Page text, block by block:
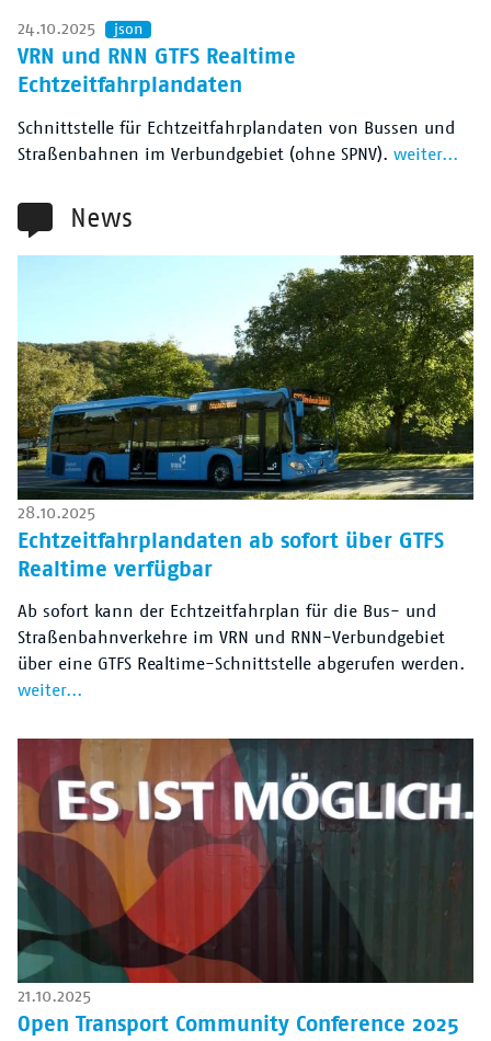
24.10.2025 json
VRN und RNN GTFS Realtime
Echtzeitfahrplandaten
Schnittstelle für Echtzeitfahrplandaten von Bussen und
Straßenbahnen im Verbundgebiet (ohne SPNV). weiter...
News
28.10.2025
Echtzeitfahrplandaten ab sofort über GTFS
Realtime verfügbar
Ab sofort kann der Echtzeitfahrplan für die Bus- und
Straßenbahnverkehre im VRN und RNN-Verbundgebiet
über eine GTFS Realtime-Schnittstelle abgerufen werden.
weiter...
21.10.2025
Open Transport Community Conference 2025